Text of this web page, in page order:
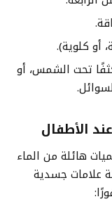
أو كلوية).
تحت الشمس، أو
الأطفال
هائلة من الماء
علامات جسدية